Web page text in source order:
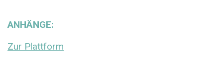
ANHÄNGE:
Zur Plattform